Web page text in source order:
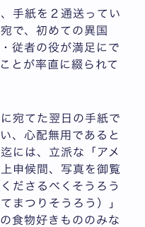
手紙を２通送ってい
で、初めての異国
従者の役が満足にで
とが率直に綴られて
宛てた翌日の手紙で
、心配無用であると
には、立派な「アメ
申候間、写真を御覧
ださるべくそうろう
まつりそうろう）」
食物好きもののみな